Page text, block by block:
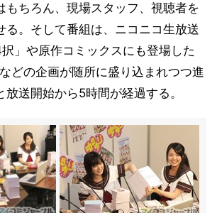
もちろん、現場スタッフ、視聴者を
る。そして番組は、ニコニコ生放送
」や原作コミックスにも登場した
どの企画が随所に盛り込まれつつ進
送開始から5時間が経過する。